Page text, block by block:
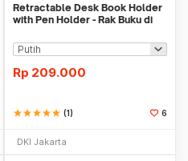
Retractable Desk Book Holder
with Pen Holder - Rak Buku di
Rp 209.000
starstarstarstarstar (1) 6
DKI Jakarta